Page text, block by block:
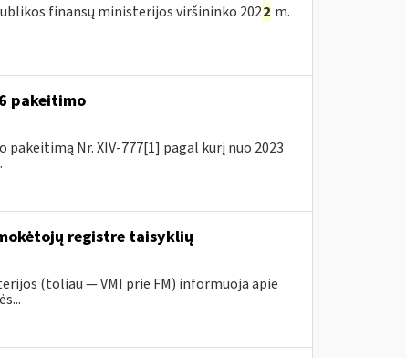
finansų ministerijos viršininko 2022 m.
pakeitimo
Nr. XIV-777[1] pagal kurį nuo 2023
registre taisyklių
(toliau ― VMI prie FM) informuoja apie